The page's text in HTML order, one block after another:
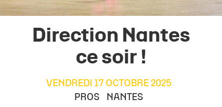
Direction Nantes
ce soir !
VENDREDI 17 OCTOBRE 2025
PROS
NANTES